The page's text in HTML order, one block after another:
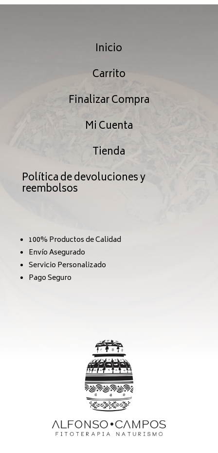
Inicio
Carrito
Finalizar Compra
Mi Cuenta
Tienda
Política de devoluciones y
reembolsos
100% Productos de Calidad
Envío Asegurado
Servicio Personalizado
Pago Seguro